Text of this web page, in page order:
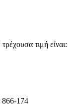
τιμή είναι: